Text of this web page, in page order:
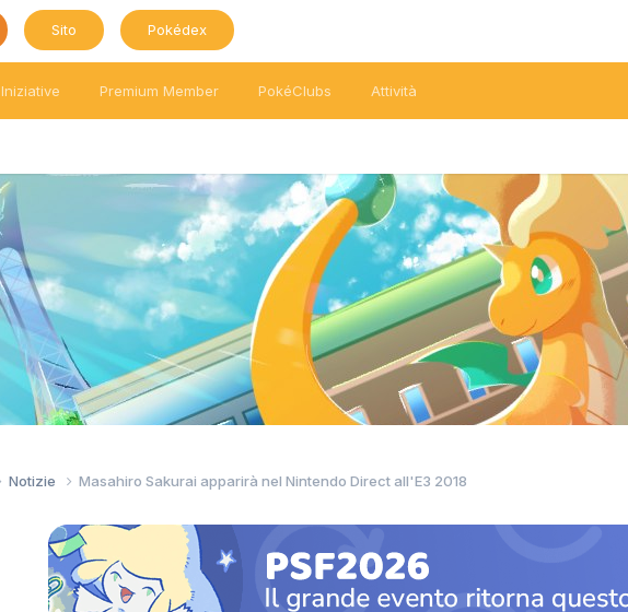
Sito Pokédex
Iniziative Premium Member PokéClubs Attività
Notizie Masahiro Sakurai apparirà nel Nintendo Direct all'E3 2018